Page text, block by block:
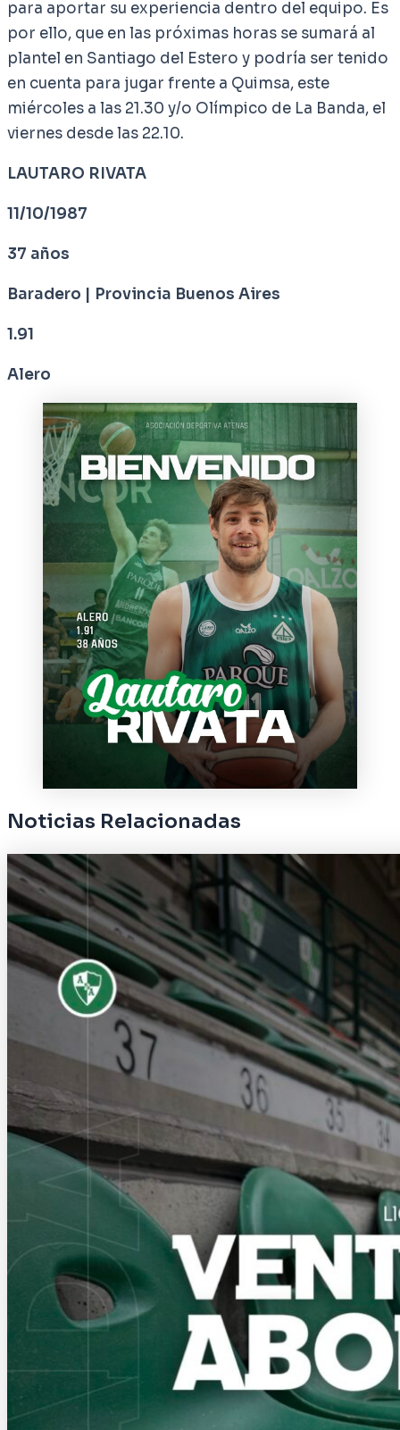
para aportar su experiencia dentro del equipo. Es
por ello, que en las próximas horas se sumará al
plantel en Santiago del Estero y podría ser tenido
en cuenta para jugar frente a Quimsa, este
miércoles a las 21.30 y/o Olímpico de La Banda, el
viernes desde las 22.10.
LAUTARO RIVATA
11/10/1987
37 años
Baradero | Provincia Buenos Aires
1.91
Alero
Noticias Relacionadas